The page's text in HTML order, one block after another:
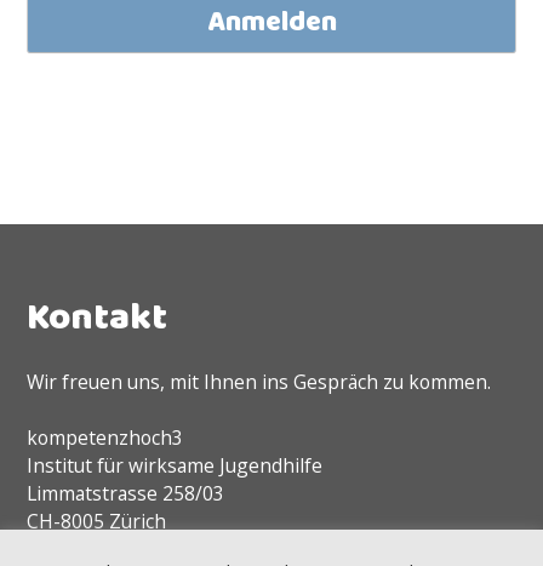
Kontakt
Wir freuen uns, mit Ihnen ins Gespräch zu kommen.
kompetenzhoch3
Institut für wirksame Jugendhilfe
Limmatstrasse 258/03
CH-8005 Zürich